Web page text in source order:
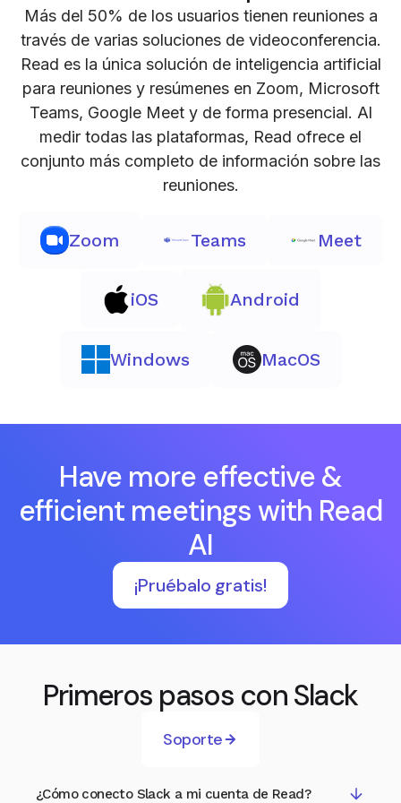
Más del 50% de los usuarios tienen reuniones a
través de varias soluciones de videoconferencia.
Read es la única solución de inteligencia artificial
para reuniones y resúmenes en Zoom, Microsoft
Teams, Google Meet y de forma presencial. Al
medir todas las plataformas, Read ofrece el
conjunto más completo de información sobre las
reuniones.
Zoom Teams Meet
iOS Android
Windows MacOS
Have more effective &
efficient meetings with Read
AI
¡Pruébalo gratis!
Primeros pasos con Slack
Soporte
¿Cómo conecto Slack a mi cuenta de Read?